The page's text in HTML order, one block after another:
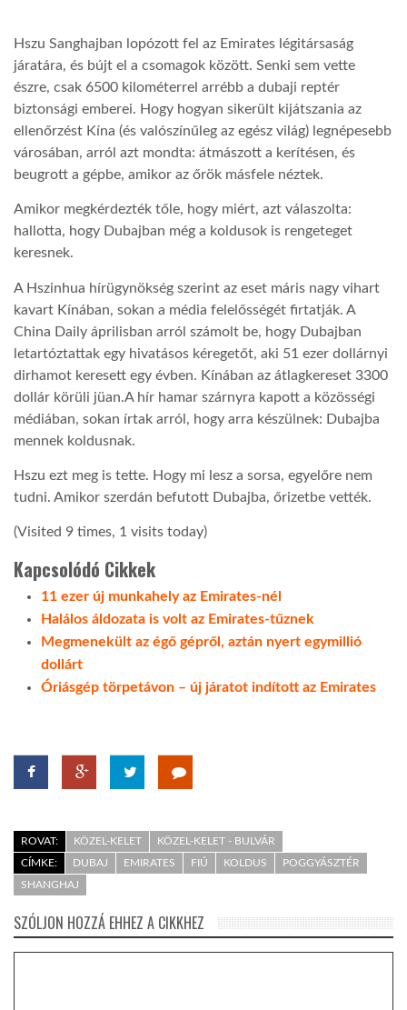
GLOBOTV
LINKTR.EE
GLOBOZSARU
DOBRAVERO.HU
LATIMO.HU
GLOBOBOOK
Hszu Sanghajban lopózott fel az Emirates légitársaság
járatára, és bújt el a csomagok között. Senki sem vette
észre, csak 6500 kilométerrel arrébb a dubaji reptér
biztonsági emberei. Hogy hogyan sikerült kijátszania az
ellenőrzést Kína (és valószínűleg az egész világ) legnépesebb
városában, arról azt mondta: átmászott a kerítésen, és
beugrott a gépbe, amikor az őrök másfele néztek.
Amikor megkérdezték tőle, hogy miért, azt válaszolta:
hallotta, hogy Dubajban még a koldusok is rengeteget
keresnek.
A Hszinhua hírügynökség szerint az eset máris nagy vihart
kavart Kínában, sokan a média felelősségét firtatják. A
China Daily áprilisban arról számolt be, hogy Dubajban
letartóztattak egy hivatásos kéregetőt, aki 51 ezer dollárnyi
dirhamot keresett egy évben. Kínában az átlagkereset 3300
dollár körüli jüan.A hír hamar szárnyra kapott a közösségi
médiában, sokan írtak arról, hogy arra készülnek: Dubajba
mennek koldusnak.
Hszu ezt meg is tette. Hogy mi lesz a sorsa, egyelőre nem
tudni. Amikor szerdán befutott Dubajba, őrizetbe vették.
(Visited 9 times, 1 visits today)
Kapcsolódó Cikkek
11 ezer új munkahely az Emirates-nél
Halálos áldozata is volt az Emirates-tűznek
Megmenekült az égő gépről, aztán nyert egymillió
dollárt
Óriásgép törpetávon – új járatot indított az Emirates
ROVAT: KÖZEL-KELET
KÖZEL-KELET - BULVÁR
CÍMKE:
DUBAJ EMIRATES FIÚ KOLDUS
POGGYÁSZTÉR
SHANGHAJ
SZÓLJON HOZZÁ EHHEZ A CIKKHEZ